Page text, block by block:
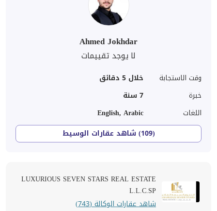
Ahmed Jokhdar
لا يوجد تقييمات
وقت الاستجابة
خلال 5 دقائق
خبرة
7 سنة
اللغات
English, Arabic
(109) شاهد عقارات الوسيط
LUXURIOUS SEVEN STARS REAL ESTATE
L.L.C.SP
شاهد عقارات الوكالة (743)